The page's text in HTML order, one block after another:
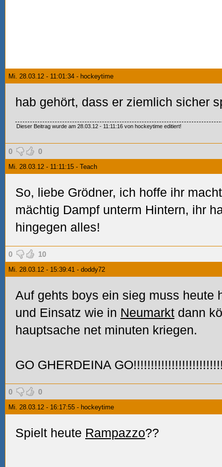
Mi. 28.03.12 - 11:01:34 - hockeytime
hab gehört, dass er ziemlich sicher
Dieser Beitrag wurde am 28.03.12 - 11:11:16 von hockeytime editiert!
0 0
Mi. 28.03.12 - 11:11:15 - Teach
So, liebe Grödner, ich hoffe ihr
mächtig Dampf unterm Hintern, ihr
hingegen alles!
0 10
Mi. 28.03.12 - 15:39:41 - doddy72
Auf gehts boys ein sieg muss heute
und Einsatz wie in Neumarkt dann
hauptsache net minuten kriegen.
GO GHERDEINA
0 0
Mi. 28.03.12 - 16:17:55 - hockeytime
Spielt heute Rampazzo??